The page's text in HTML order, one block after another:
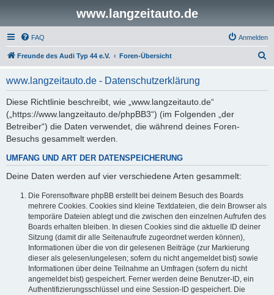
www.langzeitauto.de
FAQ Anmelden
Freunde des Audi Typ 44 e.V. Foren-Übersicht
www.langzeitauto.de - Datenschutzerklärung
Diese Richtlinie beschreibt, wie „www.langzeitauto.de“
(„https://www.langzeitauto.de/phpBB3“) (im Folgenden „der
Betreiber“) die Daten verwendet, die während deines Foren-
Besuchs gesammelt werden.
UMFANG UND ART DER DATENSPEICHERUNG
Deine Daten werden auf vier verschiedene Arten gesammelt:
Die Forensoftware phpBB erstellt bei deinem Besuch des Boards
mehrere Cookies. Cookies sind kleine Textdateien, die dein Browser als
temporäre Dateien ablegt und die zwischen den einzelnen Aufrufen des
Boards erhalten bleiben. In diesen Cookies sind die aktuelle ID deiner
Sitzung (damit dir alle Seitenaufrufe zugeordnet werden können),
Informationen über die von dir gelesenen Beiträge (zur Markierung
dieser als gelesen/ungelesen; sofern du nicht angemeldet bist) sowie
Informationen über deine Teilnahme an Umfragen (sofern du nicht
angemeldet bist) gespeichert. Ferner werden deine Benutzer-ID, ein
Authentifizierungsschlüssel und eine Session-ID gespeichert. Die